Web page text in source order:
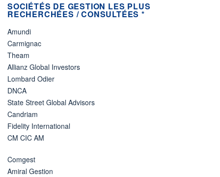
SOCIÉTÉS DE GESTION LES PLUS
RECHERCHÉES / CONSULTÉES *
Amundi
Carmignac
Theam
Allianz Global Investors
Lombard Odier
DNCA
State Street Global Advisors
Candriam
Fidelity International
CM CIC AM
Comgest
Amiral Gestion